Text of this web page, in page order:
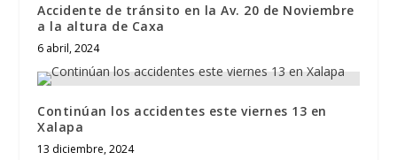
Accidente de tránsito en la Av. 20 de Noviembre
a la altura de Caxa
6 abril, 2024
Continúan los accidentes este viernes 13 en
Xalapa
13 diciembre, 2024